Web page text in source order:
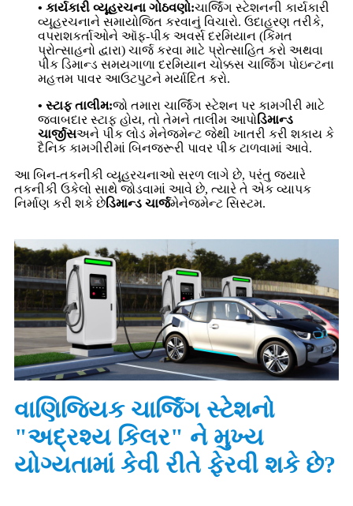
• કાર્યકારી વ્યૂહરચના ગોઠવણો:ચાર્જિંગ સ્ટેશનની કાર્યકારી
વ્યૂહરચનાને સમાયોજિત કરવાનું વિચારો. ઉદાહરણ તરીકે,
વપરાશકર્તાઓને ઑફ-પીક અવર્સ દરમિયાન (કિંમત
પ્રોત્સાહનો દ્વારા) ચાર્જ કરવા માટે પ્રોત્સાહિત કરો અથવા
પીક ડિમાન્ડ સમયગાળા દરમિયાન ચોક્કસ ચાર્જિંગ પોઇન્ટના
મહત્તમ પાવર આઉટપુટને મર્યાદિત કરો.
• સ્ટાફ તાલીમ:જો તમારા ચાર્જિંગ સ્ટેશન પર કામગીરી માટે
જવાબદાર સ્ટાફ હોય, તો તેમને તાલીમ આપોડિમાન્ડ
ચાર્જીસઅને પીક લોડ મેનેજમેન્ટ જેથી ખાતરી કરી શકાય કે
દૈનિક કામગીરીમાં બિનજરૂરી પાવર પીક ટાળવામાં આવે.
આ બિન-તકનીકી વ્યૂહરચનાઓ સરળ લાગે છે, પરંતુ જ્યારે
તકનીકી ઉકેલો સાથે જોડવામાં આવે છે, ત્યારે તે એક વ્યાપક
નિર્માણ કરી શકે છેડિમાન્ડ ચાર્જમેનેજમેન્ટ સિસ્ટમ.
વાણિજ્યિક ચાર્જિંગ સ્ટેશનો
"અદ્રશ્ય કિલર" ને મુખ્ય
યોગ્યતામાં કેવી રીતે ફેરવી શકે છે?